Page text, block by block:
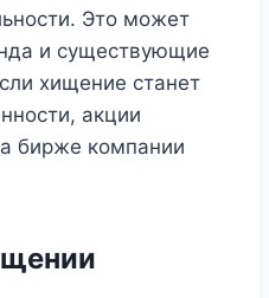
Это может
и существующие
хищение станет
акции
бирже компании